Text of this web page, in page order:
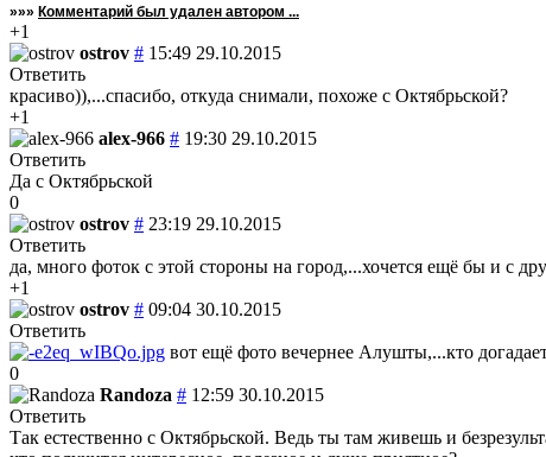
»»» Комментарий был удален автором ...
+1
ostrov # 15:49 29.10.2015
Ответить
красиво)),...спасибо, откуда снимали, похоже с Октябрьской?
+1
alex-966 # 19:30 29.10.2015
Ответить
Да с Октябрьской
0
ostrov # 23:19 29.10.2015
Ответить
да, много фоток с этой стороны на город,...хочется ещё бы и с
+1
ostrov # 09:04 30.10.2015
Ответить
вот ещё фото вечернее Алушты,...кто
0
Randoza # 12:59 30.10.2015
Ответить
Так естественно с Октябрьской. Ведь ты там живешь и